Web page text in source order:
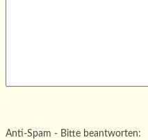
Bitte lasse dieses Feld leer.
Anti-Spam - Bitte beantworten: